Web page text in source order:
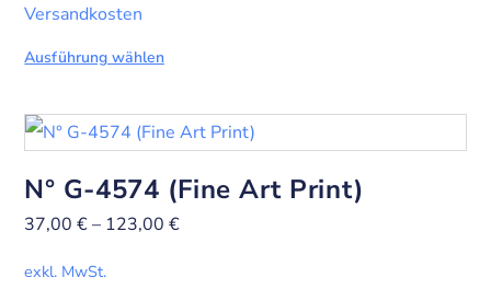
Versandkosten
Ausführung wählen
N° G-4574 (Fine Art Print)
37,00€– 123,00€
exkl. MwSt.